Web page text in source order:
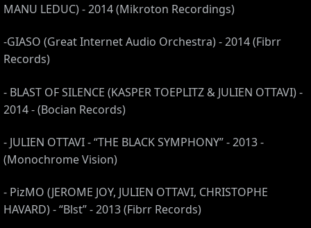
MANU LEDUC) - 2014 (Mikroton Recordings)
-GIASO (Great Internet Audio Orchestra) - 2014 (Fibrr
Records)
- BLAST OF SILENCE (KASPER TOEPLITZ & JULIEN OTTAVI) -
2014 - (Bocian Records)
- JULIEN OTTAVI - “THE BLACK SYMPHONY” - 2013 -
(Monochrome Vision)
- PizMO (JEROME JOY, JULIEN OTTAVI, CHRISTOPHE
HAVARD) - “Blst” - 2013 (Fibrr Records)